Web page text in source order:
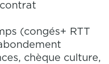
(congés+ RTT
chèque culture,